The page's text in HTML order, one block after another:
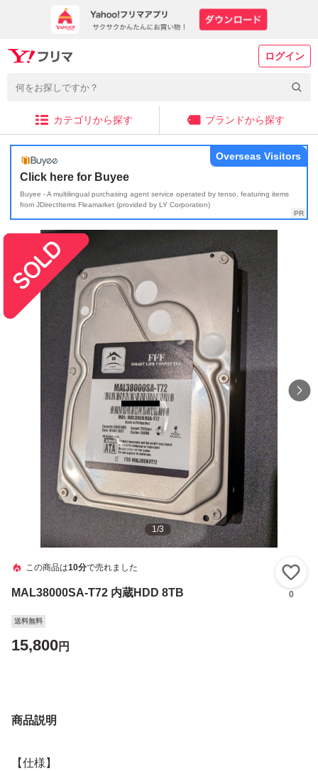
ログイン
カテゴリから探す ブランドから探す
Click here for Buyee
Buyee - A multilingual purchasing agent service operated by tenso, featuring items
from JDirectItems Fleamarket (provided by LY Corporation)
Overseas Visitors
1/3
この商品は10分で売れました
MAL38000SA-T72 内蔵HDD 8TB 0
送料無料
15,800円
商品説明
【仕様】